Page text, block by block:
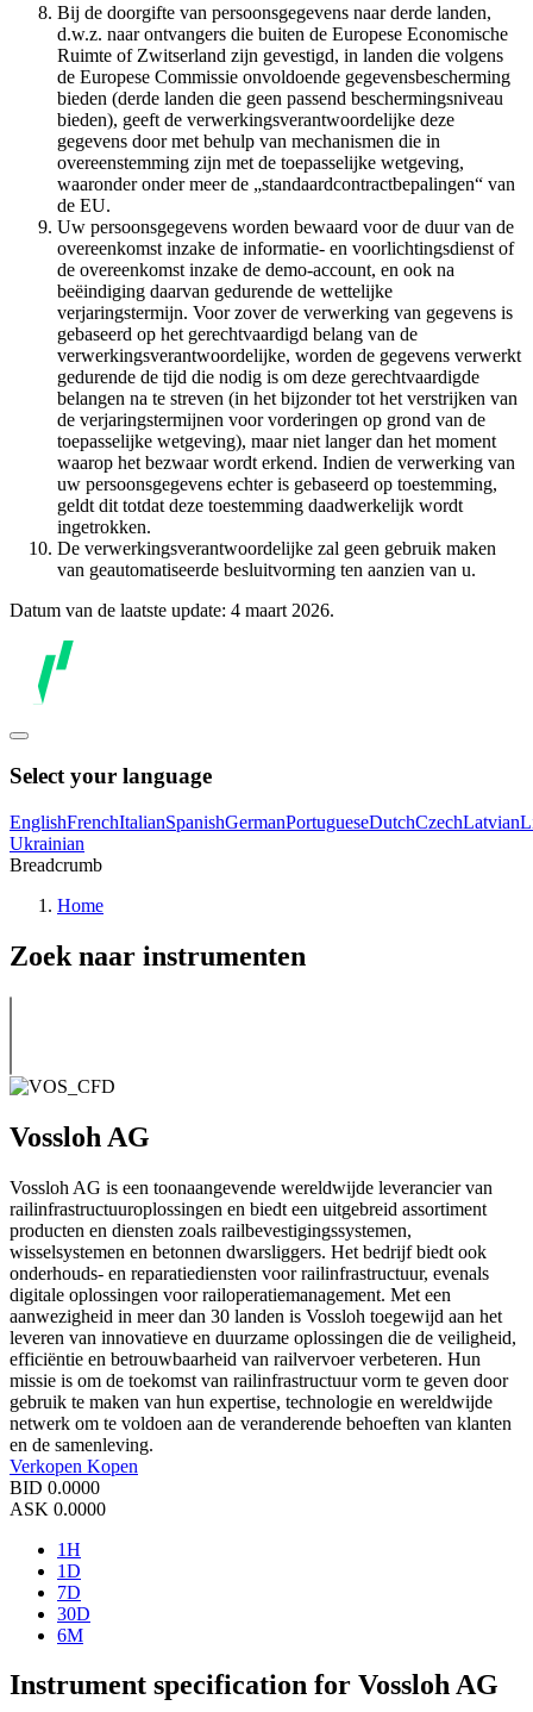
Bij de doorgifte van persoonsgegevens naar derde landen,
d.w.z. naar ontvangers die buiten de Europese Economische
Ruimte of Zwitserland zijn gevestigd, in landen die volgens
de Europese Commissie onvoldoende gegevensbescherming
bieden (derde landen die geen passend beschermingsniveau
bieden), geeft de verwerkingsverantwoordelijke deze
gegevens door met behulp van mechanismen die in
overeenstemming zijn met de toepasselijke wetgeving,
waaronder onder meer de „standaardcontractbepalingen“ van
de EU.
Uw persoonsgegevens worden bewaard voor de duur van de
overeenkomst inzake de informatie- en voorlichtingsdienst of
de overeenkomst inzake de demo-account, en ook na
beëindiging daarvan gedurende de wettelijke
verjaringstermijn. Voor zover de verwerking van gegevens is
gebaseerd op het gerechtvaardigd belang van de
verwerkingsverantwoordelijke, worden de gegevens verwerkt
gedurende de tijd die nodig is om deze gerechtvaardigde
belangen na te streven (in het bijzonder tot het verstrijken van
de verjaringstermijnen voor vorderingen op grond van de
toepasselijke wetgeving), maar niet langer dan het moment
waarop het bezwaar wordt erkend. Indien de verwerking van
uw persoonsgegevens echter is gebaseerd op toestemming,
geldt dit totdat deze toestemming daadwerkelijk wordt
ingetrokken.
De verwerkingsverantwoordelijke zal geen gebruik maken
van geautomatiseerde besluitvorming ten aanzien van u.
Datum van de laatste update: 4 maart 2026.
Select your language
EnglishFrenchItalianSpanishGermanPortugueseDutchCzechLatvian
Ukrainian
Breadcrumb
Home
Zoek naar instrumenten
Vossloh AG
Vossloh AG is een toonaangevende wereldwijde leverancier van
railinfrastructuuroplossingen en biedt een uitgebreid assortiment
producten en diensten zoals railbevestigingssystemen,
wisselsystemen en betonnen dwarsliggers. Het bedrijf biedt ook
onderhouds- en reparatiediensten voor railinfrastructuur, evenals
digitale oplossingen voor railoperatiemanagement. Met een
aanwezigheid in meer dan 30 landen is Vossloh toegewijd aan het
leveren van innovatieve en duurzame oplossingen die de veiligheid,
efficiëntie en betrouwbaarheid van railvervoer verbeteren. Hun
missie is om de toekomst van railinfrastructuur vorm te geven door
gebruik te maken van hun expertise, technologie en wereldwijde
netwerk om te voldoen aan de veranderende behoeften van klanten
en de samenleving.
Verkopen Kopen
BID 0.0000
ASK 0.0000
1H
1D
7D
30D
6M
Instrument specification for Vossloh AG